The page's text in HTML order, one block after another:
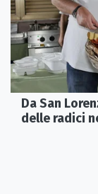
Da San
delle radici